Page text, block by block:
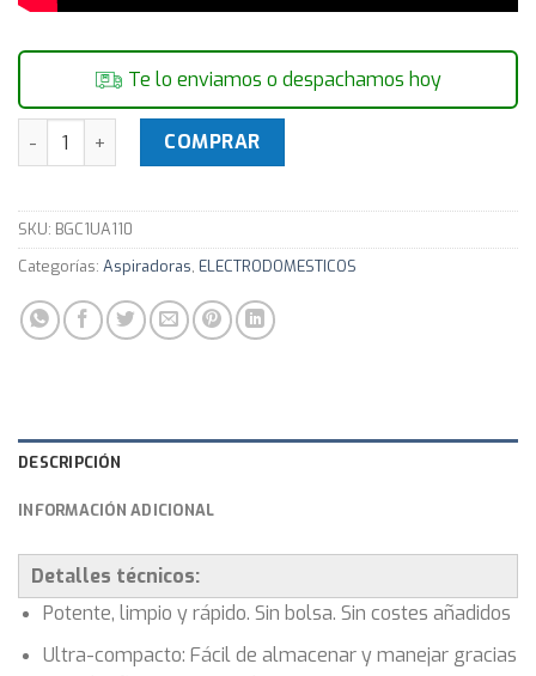
Te lo enviamos o despachamos hoy
Aspiradora sin bolsa BGC1UA110 - Eficiente - Garantía 3
COMPRAR
SKU: BGC1UA110
Categorías: Aspiradoras, ELECTRODOMESTICOS
DESCRIPCIÓN
INFORMACIÓN ADICIONAL
Detalles técnicos:
Potente, limpio y rápido. Sin bolsa. Sin costes añadidos
Ultra-compacto: Fácil de almacenar y manejar gracias